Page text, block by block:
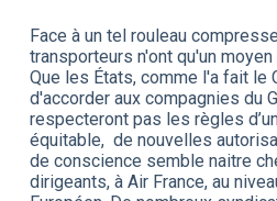
Face à un tel rouleau
transporteurs n'ont qu'un
Que les États, comme l'a fait le
d'accorder aux compagnies du
respecteront pas les règles
équitable, de nouvelles
de conscience semble naitre
dirigeants, à Air France, au